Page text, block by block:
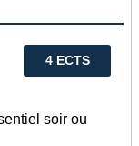
4 ECTS
soir ou